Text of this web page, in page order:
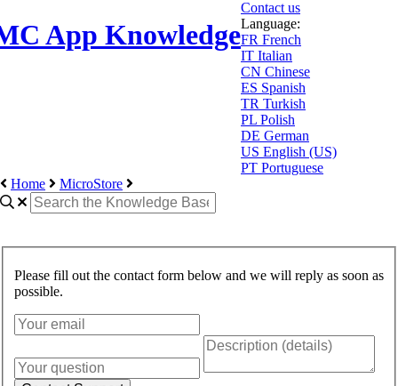
App Knowledge
Contact us
Language:
FR French
IT Italian
CN Chinese
ES Spanish
TR Turkish
PL Polish
DE German
US English (US)
PT Portuguese
Home
MicroStore
Please fill out the contact form below and we will reply as soon as
possible.